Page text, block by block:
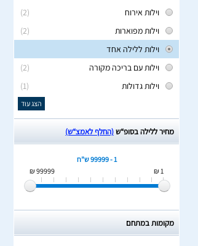
(2)
וילות אירוח
(2)
וילות מפוארות
וילות ללילה אחד
(2)
וילות עם בריכה מקורה
(1)
וילות גדולות
הצג עוד
מחיר ללילה בסופ“ש(החלף לאמצ“ש)
1 - 99999 ש"ח
1 ₪
99999 ₪
מקומות במתחם